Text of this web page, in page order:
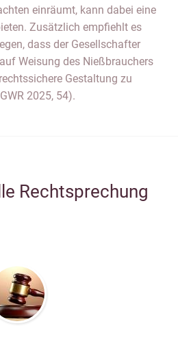
einräumt, kann dabei eine
Zusätzlich empfiehlt es
dass der Gesellschafter
Weisung des Nießbrauchers
Gestaltung zu
2025, 54).
Rechtsprechung